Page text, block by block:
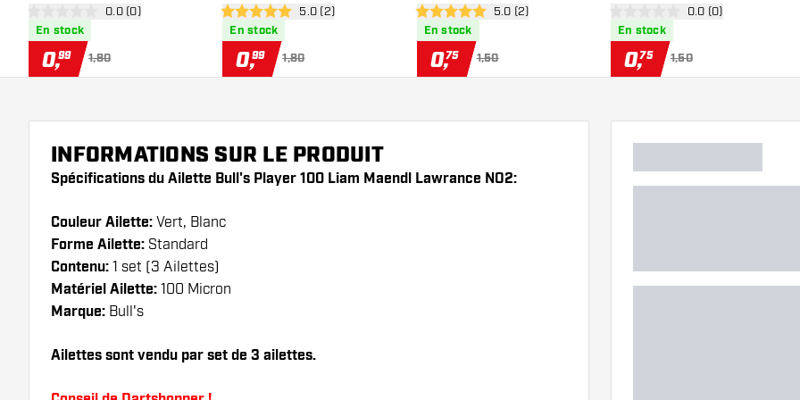
ouvrir le panneau des avis
0 étoiles de notation
0.0 (0)
En stock
0,99 1,80
ouvrir le panneau des avis
5 étoiles de notation
5.0 (2)
En stock
0,99 1,80
ouvrir le panneau des avis
5 étoiles de notation
5.0 (2)
En stock
0,75 1,50
ouvrir le panneau
0 étoiles de notation
0.0 (0)
En stock
0,75 1,50
INFORMATIONS SUR LE PRODUIT
Spécifications du Ailette Bull's Player 100 Liam Maendl Lawrance NO2:
Couleur Ailette: Vert, Blanc
Forme Ailette: Standard
Contenu: 1 set (3 Ailettes)
Matériel Ailette: 100 Micron
Marque: Bull's
Ailettes sont vendu par set de 3 ailettes.